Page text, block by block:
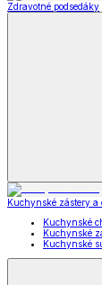
Zdravotné podsedáky
Kuchynské zástery a
Kuchynské
Kuchynské
Kuchynské